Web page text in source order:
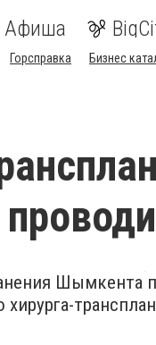
Афиша
Горсправка Бизнес
Шымкента